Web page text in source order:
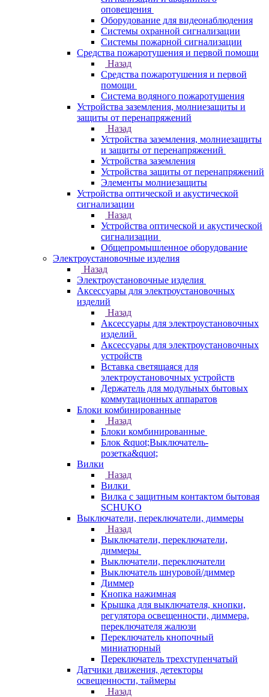
оповещения
Оборудование для видеонаблюдения
Системы охранной сигнализации
Системы пожарной сигнализации
Средства пожаротушения и первой помощи
Назад
Средства пожаротушения и первой
помощи
Система водяного пожаротушения
Устройства заземления, молниезащиты и
защиты от перенапряжений
Назад
Устройства заземления, молниезащиты
и защиты от перенапряжений
Устройства заземления
Устройства защиты от перенапряжений
Элементы молниезащиты
Устройства оптической и акустической
сигнализации
Назад
Устройства оптической и акустической
сигнализации
Общепромышленное оборудование
Электроустановочные изделия
Назад
Электроустановочные изделия
Аксессуары для электроустановочных
изделий
Назад
Аксессуары для электроустановочных
изделий
Аксессуары для электроустановочных
устройств
Вставка светящаяся для
электроустановочных устройств
Держатель для модульных бытовых
коммутационных аппаратов
Блоки комбинированные
Назад
Блоки комбинированные
Блок &quot;Выключатель-
розетка&quot;
Вилки
Назад
Вилки
Вилка с защитным контактом бытовая
SCHUKO
Выключатели, переключатели, диммеры
Назад
Выключатели, переключатели,
диммеры
Выключатели, переключатели
Выключатель шнуровой/диммер
Диммер
Кнопка нажимная
Крышка для выключателя, кнопки,
регулятора освещенности, диммера,
переключателя жалюзи
Переключатель кнопочный
миниатюрный
Переключатель трехступенчатый
Датчики движения, детекторы
освещенности, таймеры
Назад